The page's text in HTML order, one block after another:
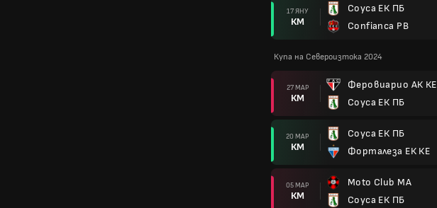
17 ЯНУ
КМ
Соуса ЕК ПБ
Confianca PB
Купа на Североизтока 2024
27 МАР
КМ
Феровиарио АК КЕ
Соуса ЕК ПБ
20 МАР
КМ
Соуса ЕК ПБ
Форталеза ЕК КЕ
05 МАР
КМ
Moto Club MA
Соуса ЕК ПБ